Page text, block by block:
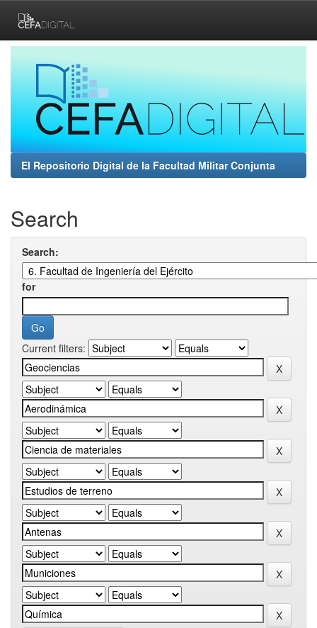
navigation
El Repositorio Digital de la Facultad Militar Conjunta
Search
Search:
for
Current filters: